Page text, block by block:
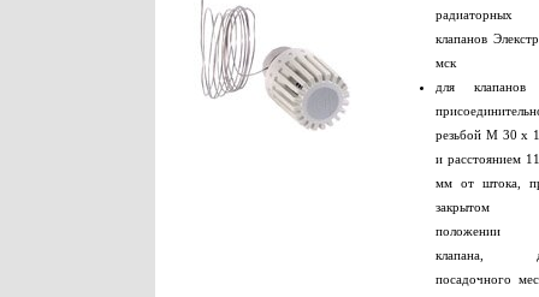
радиаторных
клапанов
мск
для
резьбой M 30 x
и расстоянием
мм от штока,
закрытом
положении
клапана,
посадочного